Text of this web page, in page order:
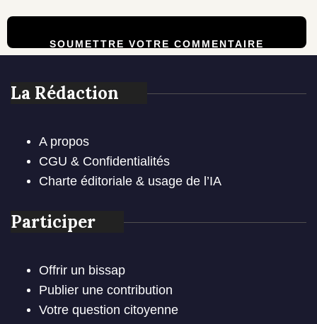
La Rédaction
A propos
CGU & Confidentialités
Charte éditoriale & usage de l’IA
Participer
Offrir un bissap
Publier une contribution
Votre question citoyenne